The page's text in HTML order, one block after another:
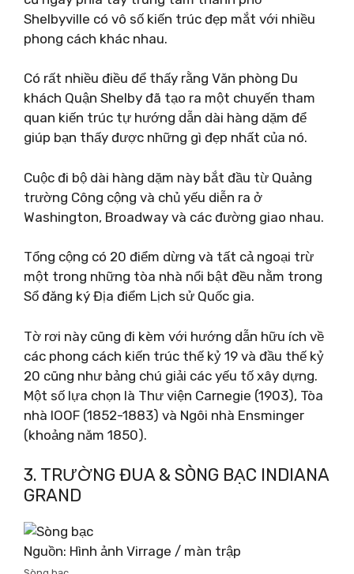
Shelbyville có vô số kiến ​​trúc đẹp mắt với nhiều
phong cách khác nhau.
Có rất nhiều điều để thấy rằng Văn phòng Du
khách Quận Shelby đã tạo ra một chuyến tham
quan kiến ​​trúc tự hướng dẫn dài hàng dặm để
giúp bạn thấy được những gì đẹp nhất của nó.
Cuộc đi bộ dài hàng dặm này bắt đầu từ Quảng
trường Công cộng và chủ yếu diễn ra ở
Washington, Broadway và các đường giao nhau.
Tổng cộng có 20 điểm dừng và tất cả ngoại trừ
một trong những tòa nhà nổi bật đều nằm trong
Sổ đăng ký Địa điểm Lịch sử Quốc gia.
Tờ rơi này cũng đi kèm với hướng dẫn hữu ích về
các phong cách kiến ​​trúc thế kỷ 19 và đầu thế kỷ
20 cũng như bảng chú giải các yếu tố xây dựng.
Một số lựa chọn là Thư viện Carnegie (1903), Tòa
nhà IOOF (1852-1883) và Ngôi nhà Ensminger
(khoảng năm 1850).
3. TRƯỜNG ĐUA & SÒNG BẠC INDIANA
GRAND
Nguồn: Hình ảnh Virrage / màn trập